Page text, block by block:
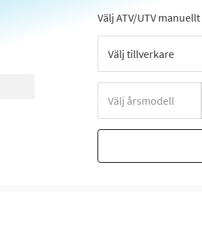
Välj ATV/UTV manuellt